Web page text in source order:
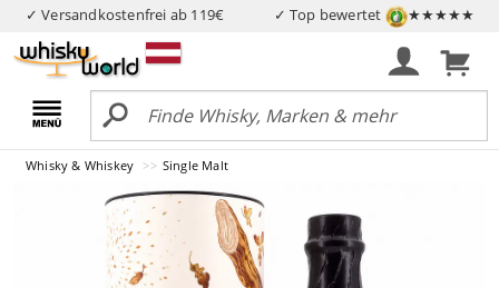
✓ Versandkostenfrei ab 119€ ✓ Top bewertet ★★★★★
Whisky & Whiskey Single Malt